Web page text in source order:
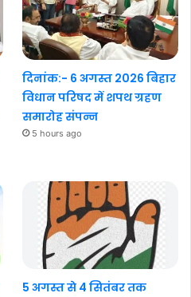
दिनांक:- 6 अगस्त 2026 बिहार
विधान परिषद में शपथ ग्रहण
समारोह संपन्न
5 hours ago
5 अगस्त से 4 सितंबर तक